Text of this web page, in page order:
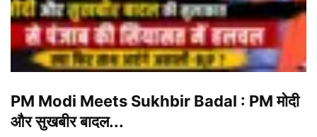
PM Modi Meets Sukhbir Badal : PM मोदी
और सुखबीर बादल...